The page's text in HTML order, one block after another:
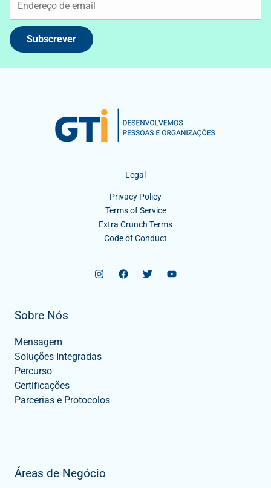
Subscrever
Legal
Privacy Policy
Terms of Service
Extra Crunch Terms
Code of Conduct
Sobre Nós
Mensagem
Soluções Integradas
Percurso
Certificações
Parcerias e Protocolos
Áreas de Negócio